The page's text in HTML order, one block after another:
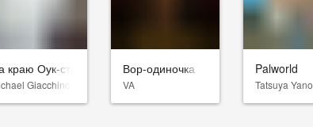
краю Оук-стрит
Giacchino
Вор-одиночка
VA
Palworld
Tatsuya Yano